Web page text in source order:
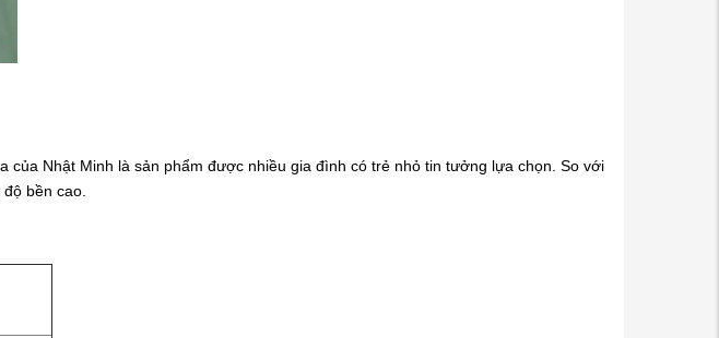
Nhật Minh là sản phẩm được nhiều gia đình có trẻ nhỏ tin tưởng lựa chọn. So với
bền cao.